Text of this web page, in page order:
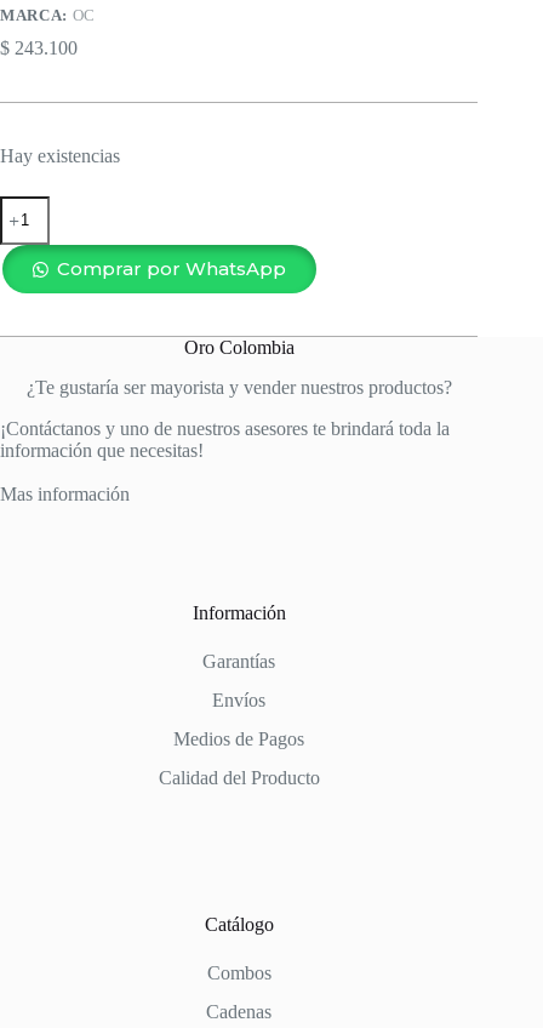
MARCA: OC
$ 243.100
Hay existencias
PULSERA
TENNIS
ROSADA
2MM-
17CM
Comprar por WhatsApp
Oro Colombia
¿Te gustaría ser mayorista y vender nuestros productos?
¡Contáctanos y uno de nuestros asesores te brindará toda la
información que necesitas!
Mas información
Información
Garantías
Envíos
Medios de Pagos
Calidad del Producto
Catálogo
Combos
Cadenas